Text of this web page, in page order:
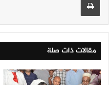
مقالات ذات صلة